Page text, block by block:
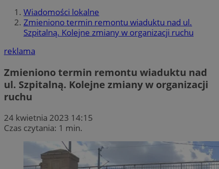
Wiadomości lokalne
Zmieniono termin remontu wiaduktu nad ul.
Szpitalną. Kolejne zmiany w organizacji ruchu
reklama
Zmieniono termin remontu wiaduktu nad
ul. Szpitalną. Kolejne zmiany w organizacji
ruchu
24 kwietnia 2023 14:15
Czas czytania: 1 min.